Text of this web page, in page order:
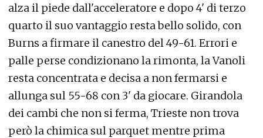
alza il piede dall'acceleratore e dopo 4' di terzo
quarto il suo vantaggio resta bello solido, con
Burns a firmare il canestro del 49-61. Errori e
palle perse condizionano la rimonta, la Vanoli
resta concentrata e decisa a non fermarsi e
allunga sul 55-68 con 3' da giocare. Girandola
dei cambi che non si ferma, Trieste non trova
però la chimica sul parquet mentre prima